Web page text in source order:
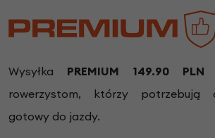
Wysyłka PREMIUM 149.90 PLN
rowerzystom, którzy potrzebują
gotowy do jazdy.